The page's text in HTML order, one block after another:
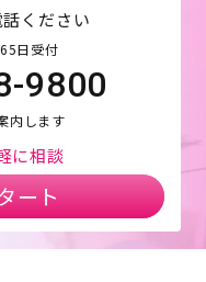
ください
日受付
9800
内します
に相談
ート